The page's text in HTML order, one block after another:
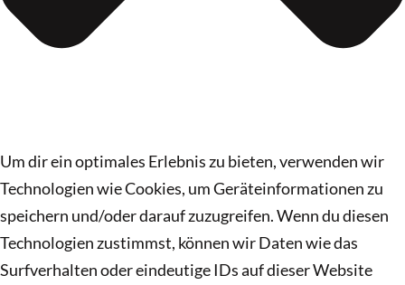
Um dir ein optimales Erlebnis zu bieten, verwenden wir
Technologien wie Cookies, um Geräteinformationen zu
speichern und/oder darauf zuzugreifen. Wenn du diesen
Technologien zustimmst, können wir Daten wie das
Surfverhalten oder eindeutige IDs auf dieser Website